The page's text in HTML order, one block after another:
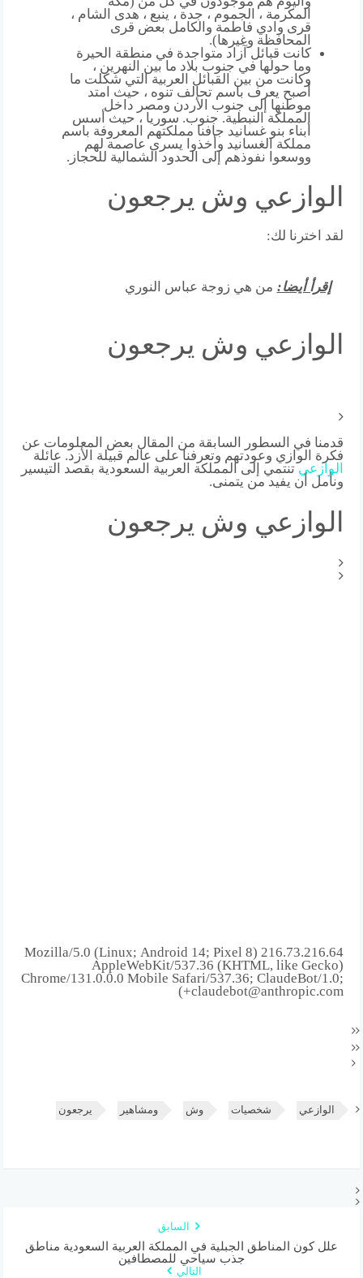
المكرمة ، الجموم ، جدة ، ينبع ، هدى الشام ،
قرى وادي فاطمة والكامل بعض قرى
المحافظة وغيرها).
كانت قبائل آزاد متواجدة في منطقة الحيرة
وما حولها في جنوب بلاد ما بين النهرين ،
وكانت من بين القبائل العربية التي شكلت ما
أصبح يعرف باسم تحالف تنوه ، حيث امتد
موطنها إلى جنوب الأردن ومصر داخل
المملكة النبطية. جنوب. سوريا ، حيث أسس
أبناء بنو غسانيد جافنا مملكتهم المعروفة باسم
مملكة الغسانيد وأخذوا يسرى عاصمة لهم
ووسعوا نفوذهم إلى الحدود الشمالية للحجاز.
الوازعي وش يرجعون
لقد اخترنا لك:
إقرأ أيضا: من هي زوجة عباس النوري
الوازعي وش يرجعون
قدمنا ​​في السطور السابقة من المقال بعض المعلومات عن
فكرة الوازي وعودتهم وتعرفنا على عالم قبيلة الأزد. عائلة
الوازعي تنتمي إلى المملكة العربية السعودية بقصد التيسير
ونأمل أن يفيد من يتمنى.
الوازعي وش يرجعون
216.73.216.64 Mozilla/5.0 (Linux; Android 14; Pixel 8)
AppleWebKit/537.36 (KHTML, like Gecko)
Chrome/131.0.0.0 Mobile Safari/537.36; ClaudeBot/1.0;
+claudebot@anthropic.com)
الوازعي شخصيات وش ومشاهير يرجعون
السابق
علل كون المناطق الجبلية في المملكة العربية السعودية مناطق
جذب سياحي للمصطافين
التالي